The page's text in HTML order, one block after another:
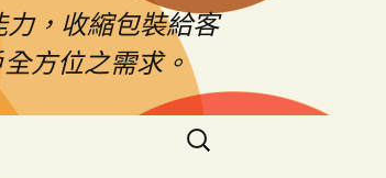
，收縮包裝給客
方位之需求。
搜
尋